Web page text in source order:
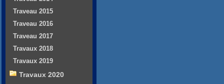
Traveau 2015
Traveau 2016
Traveau 2017
Travaux 2018
Travaux 2019
Travaux 2020